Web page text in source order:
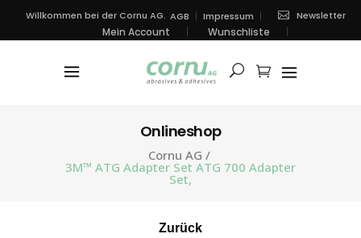
Willkommen bei der Cornu AG. AGB Impressum Newsletter
Mein Account Wunschliste
Onlineshop
Cornu AG /
3M™ ATG Adapter Set ATG 700 Adapter
Set,
Zurück